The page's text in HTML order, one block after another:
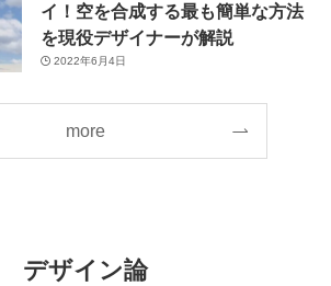
イ！空を合成する最も簡単な方法
を現役デザイナーが解説
2022年6月4日
more
デザイン論